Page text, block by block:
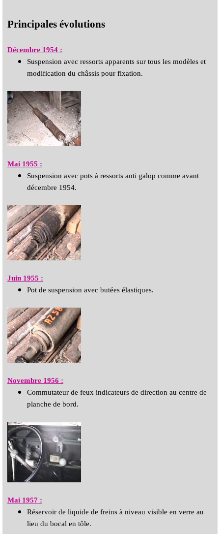
Principales évolutions
Décembre 1954 :
Suspension avec ressorts apparents sur tous les modèles et
modification du châssis pour fixation.
Mai 1955 :
Suspension avec pots à ressorts anti galop comme avant
décembre 1954.
Juin 1955 :
Pot de suspension avec butées élastiques.
Novembre 1956 :
Commutateur de feux indicateurs de direction au centre de
planche de bord.
Mai 1957 :
Réservoir de liquide de freins à niveau visible en verre au
lieu du bocal en tôle.